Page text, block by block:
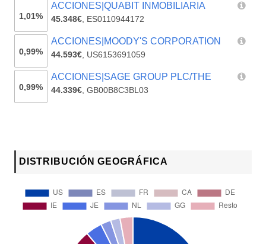
1,01%
ACCIONES|QUABIT INMOBILIARIA
45.348€, ES0110944172
0,99%
ACCIONES|MOODY'S CORPORATION
44.593€, US6153691059
0,99%
ACCIONES|SAGE GROUP PLC/THE
44.339€,GB00B8C3BL03
DISTRIBUCIÓN GEOGRÁFICA